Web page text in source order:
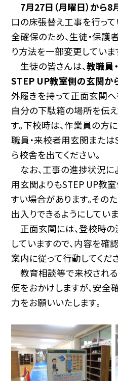
7月27日（月曜日）から8
口の床張替え工事を行って
全確保のため、生徒・保
り方法を一部変更していま
生徒の皆さんは、教職員
STEP UP教室側の玄関か
外履きを持って正面玄関
自分の下駄箱の場所を伝
す。下校時は、作業員の方
職員・来校者用玄関また
ら校舎を出てください。
なお、工事の進捗状況に
用玄関よりもSTEP UP教
すい場合があります。その
出入りできるようにしていま
正面玄関には、登校時
していますので、内容を確
案内に従って行動してくだ
教育相談等で来校され
便をおかけしますが、安全
力をお願いいたします。